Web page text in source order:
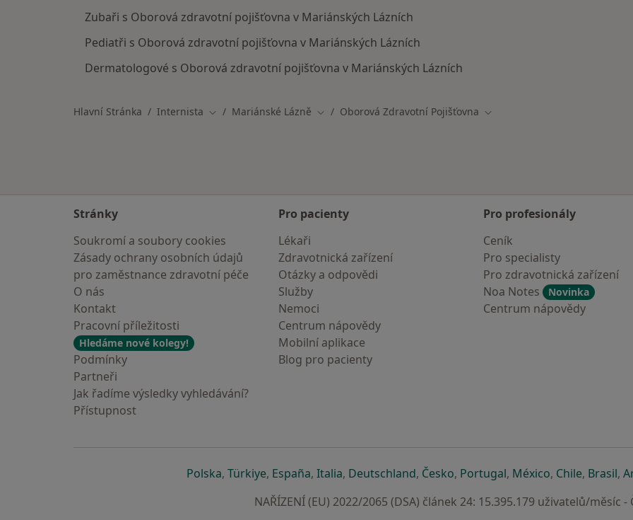
Zubaři s Oborová zdravotní pojišťovna v Mariánských Lázních
Pediatři s Oborová zdravotní pojišťovna v Mariánských Lázních
Dermatologové s Oborová zdravotní pojišťovna v Mariánských Lázních
Hlavní Stránka Internista Změna města
Mariánské Lázně Změna města
Oborová Zdravotní Pojišťovna Změna města
Stránky
Soukromí a soubory cookies
Zásady ochrany osobních údajů
pro zaměstnance zdravotní péče
O nás
Kontakt
Pracovní příležitosti
Hledáme nové kolegy!
Podmínky
Partneři
Jak řadíme výsledky vyhledávání?
Přístupnost
Pro pacienty
Lékaři
Zdravotnická zařízení
Otázky a odpovědi
Služby
Nemoci
Centrum nápovědy
Mobilní aplikace
Blog pro pacienty
Pro profesionály
Ceník
Pro specialisty
Pro zdravotnická zařízení
Noa Notes
Novinka
Centrum nápovědy
Polskase otevře v nové záložce
, Türkiyese otevře v nové záložce
, Españase otevře v nové záložce
, Italiase otevře v nové záložce
, Deutschlandse otevře v nové záložce
, Českose otevře v nové záložce
, Portugalse otevře v nové
, Méxicose otevře v
, Chilese otevře
, Brasilse
,
NAŘÍZENÍ (EU) 2022/2065 (DSA) článek 24: 15.395.179 uživatelů/měsíc -